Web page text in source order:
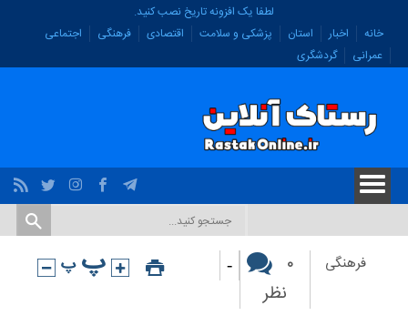
لطفا یک افزونه تاریخ نصب کنید.
خانه
اخبار استان پزشکی و سلامت اقتصادی فرهنگی
اجتماعی
عمرانی
گردشگری
فرهنگی
۰
نظر
-